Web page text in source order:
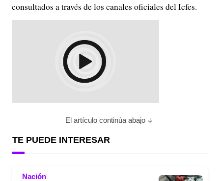
consultados a través de los canales oficiales del Icfes.
El artículo continúa abajo
TE PUEDE INTERESAR
Nación